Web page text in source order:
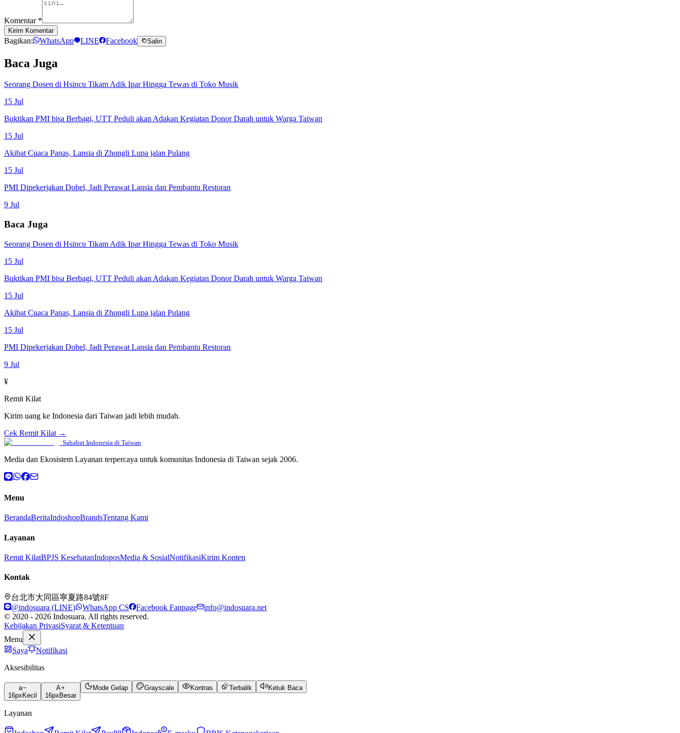
Komentar *
Kirim Komentar
Bagikan: WhatsApp LINE Facebook Salin
Baca Juga
Seorang Dosen di Hsincu Tikam Adik Ipar Hingga Tewas di Toko Musik
15 Jul
Buktikan PMI bisa Berbagi, UTT Peduli akan Adakan Kegiatan Donor Darah untuk Warga Taiwan
15 Jul
Akibat Cuaca Panas, Lansia di Zhongli Lupa jalan Pulang
15 Jul
PMI Dipekerjakan Dobel, Jadi Perawat Lansia dan Pembantu Restoran
9 Jul
Baca Juga
Seorang Dosen di Hsincu Tikam Adik Ipar Hingga Tewas di Toko Musik
15 Jul
Buktikan PMI bisa Berbagi, UTT Peduli akan Adakan Kegiatan Donor Darah untuk Warga Taiwan
15 Jul
Akibat Cuaca Panas, Lansia di Zhongli Lupa jalan Pulang
15 Jul
PMI Dipekerjakan Dobel, Jadi Perawat Lansia dan Pembantu Restoran
9 Jul
¥
Remit Kilat
Kirim uang ke Indonesia dari Taiwan jadi lebih mudah.
Cek Remit Kilat →
Sahabat Indonesia di Taiwan
Media dan Ekosistem Layanan terpercaya untuk komunitas Indonesia di Taiwan sejak 2006.
Menu
BerandaBeritaIndoshopBrandsTentang Kami
Layanan
Remit KilatBPJS KesehatanIndoposMedia & SosialNotifikasiKirim Konten
Kontak
台北市大同區寧夏路84號8F
@indosuara (LINE)
WhatsApp CS Facebook Fanpage
info@indosuara.net
© 2020 - 2026 Indosuara. All rights reserved.
Kebijakan PrivasiSyarat & Ketentuan
Menu
Saya
Notifikasi
Aksesibilitas
a
16px Kecil
A
16px Besar
Mode Gelap Grayscale Kontras Terbalik Ketuk Baca
Layanan